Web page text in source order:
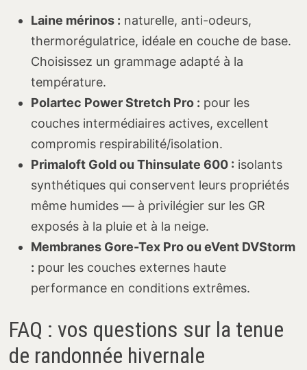
Laine mérinos : naturelle, anti-odeurs,
thermorégulatrice, idéale en couche de base.
Choisissez un grammage adapté à la
température.
Polartec Power Stretch Pro : pour les
couches intermédiaires actives, excellent
compromis respirabilité/isolation.
Primaloft Gold ou Thinsulate 600 : isolants
synthétiques qui conservent leurs propriétés
même humides — à privilégier sur les GR
exposés à la pluie et à la neige.
Membranes Gore-Tex Pro ou eVent DVStorm
: pour les couches externes haute
performance en conditions extrêmes.
FAQ : vos questions sur la tenue
de randonnée hivernale